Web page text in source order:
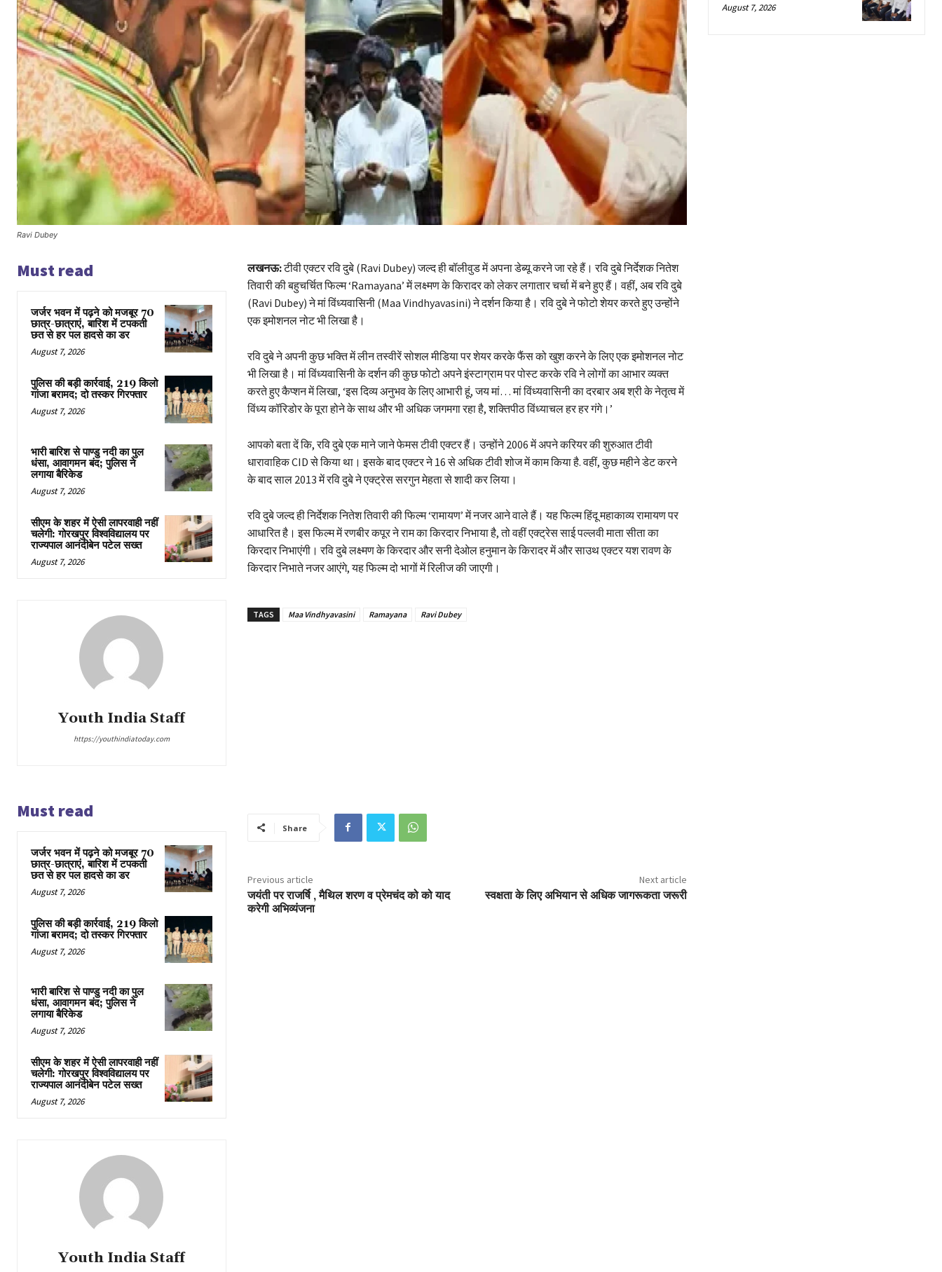
Ravi Dubey
Must read
जर्जर भवन में पढ़ने को मजबूर 70
छात्र-छात्राएं, बारिश में टपकती
छत से हर पल हादसे का डर
August 7, 2026
पुलिस की बड़ी कार्रवाई, 219 किलो
गांजा बरामद; दो तस्कर गिरफ्तार
August 7, 2026
भारी बारिश से पाण्डु नदी का पुल
धंसा, आवागमन बंद; पुलिस ने
लगाया बैरिकेड
August 7, 2026
सीएम के शहर में ऐसी लापरवाही नहीं
चलेगी: गोरखपुर विश्वविद्यालय पर
राज्यपाल आनंदीबेन पटेल सख्त
August 7, 2026
Youth India Staff
https://youthindiatoday.com
लखनऊ:टीवी एक्टर रवि दुबे (Ravi Dubey) जल्द ही बॉलीवुड में अपना डेब्यू करने जा रहे हैं। रवि दुबे निर्देशक नितेश
तिवारी की बहुचर्चित फिल्म ‘Ramayana’ में लक्ष्मण के किरादर को लेकर लगातार चर्चा में बने हुए हैं। वहीं, अब रवि दुबे
(Ravi Dubey) ने मां विंध्यवासिनी (Maa Vindhyavasini) ने दर्शन किया है। रवि दुबे ने फोटो शेयर करते हुए उन्होंने
एक इमोशनल नोट भी लिखा है।
रवि दुबे ने अपनी कुछ भक्ति में लीन तस्वीरें सोशल मीडिया पर शेयर करके फैंस को खुश करने के लिए एक इमोशनल नोट
भी लिखा है। मां विंध्यवासिनी के दर्शन की कुछ फोटो अपने इंस्टाग्राम पर पोस्ट करके रवि ने लोगों का आभार व्यक्त
करते हुए कैप्शन में लिखा, ‘इस दिव्य अनुभव के लिए आभारी हूं, जय मां… मां विंध्यवासिनी का दरबार अब श्री के नेतृत्व में
विंध्य कॉरिडोर के पूरा होने के साथ और भी अधिक जगमगा रहा है, शक्तिपीठ विंध्याचल हर हर गंगे।’
आपको बता दें कि, रवि दुबे एक माने जाने फेमस टीवी एक्टर हैं। उन्होंने 2006 में अपने करियर की शुरुआत टीवी
धारावाहिक CID से किया था। इसके बाद एक्टर ने 16 से अधिक टीवी शोज में काम किया है. वहीं, कुछ महीने डेट करने
के बाद साल 2013 में रवि दुबे ने एक्ट्रेस सरगुन मेहता से शादी कर लिया।
रवि दुबे जल्द ही निर्देशक नितेश तिवारी की फिल्म ‘रामायण’ में नजर आने वाले हैं। यह फिल्म हिंदू महाकाव्य रामायण पर
आधारित है। इस फिल्म में रणबीर कपूर ने राम का किरदार निभाया है, तो वहीं एक्ट्रेस साई पल्लवी माता सीता का
किरदार निभाएंगी। रवि दुबे लक्ष्मण के किरदार और सनी देओल हनुमान के किरादर में और साउथ एक्टर यश रावण के
किरदार निभाते नजर आएंगे, यह फिल्म दो भागों में रिलीज की जाएगी।
TAGS Maa Vindhyavasini Ramayana Ravi Dubey
Must read
जर्जर भवन में पढ़ने को मजबूर 70
छात्र-छात्राएं, बारिश में टपकती
छत से हर पल हादसे का डर
August 7, 2026
पुलिस की बड़ी कार्रवाई, 219 किलो
गांजा बरामद; दो तस्कर गिरफ्तार
August 7, 2026
भारी बारिश से पाण्डु नदी का पुल
धंसा, आवागमन बंद; पुलिस ने
लगाया बैरिकेड
August 7, 2026
सीएम के शहर में ऐसी लापरवाही नहीं
चलेगी: गोरखपुर विश्वविद्यालय पर
राज्यपाल आनंदीबेन पटेल सख्त
August 7, 2026
Youth India Staff
Share
Previous article
जयंती पर राजर्षि , मैथिल शरण व प्रेमचंद को को याद
करेगी अभिव्यंजना
Next article
स्वक्षता के लिए अभियान से अधिक जागरूकता जरूरी
August 7, 2026